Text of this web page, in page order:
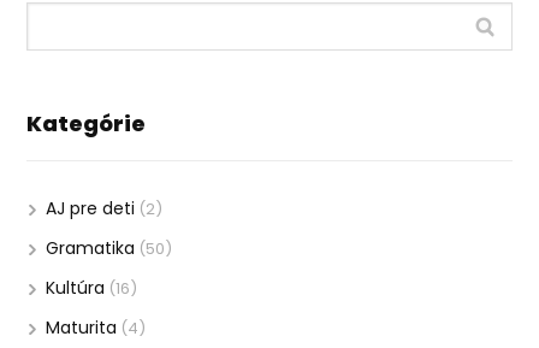
Kategórie
AJ pre deti (2)
Gramatika (50)
Kultúra (16)
Maturita (4)